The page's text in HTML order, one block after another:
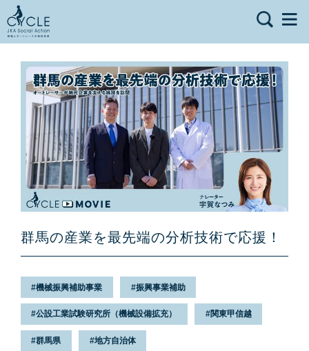
群馬の産業を最先端の分析技術で応援！
機械振興補助事業 振興事業補助
公設工業試験研究所（機械設備拡充） 関東甲信越
群馬県 地方自治体